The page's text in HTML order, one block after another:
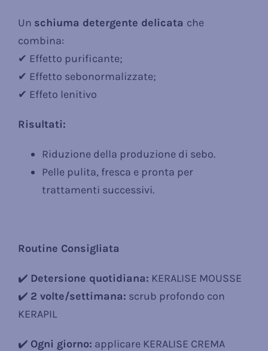
Un schiuma detergente delicata che
combina:
✔ Effetto purificante;
✔ Effetto sebonormalizzate;
✔ Effeto lenitivo
Risultati:
Riduzione della produzione di sebo.
Pelle pulita, fresca e pronta per
trattamenti successivi.
Routine Consigliata
✔️ Detersione quotidiana: KERALISE MOUSSE
✔️ 2 volte/settimana: scrub profondo con
KERAPIL
✔️ Ogni giorno: applicare KERALISE CREMA